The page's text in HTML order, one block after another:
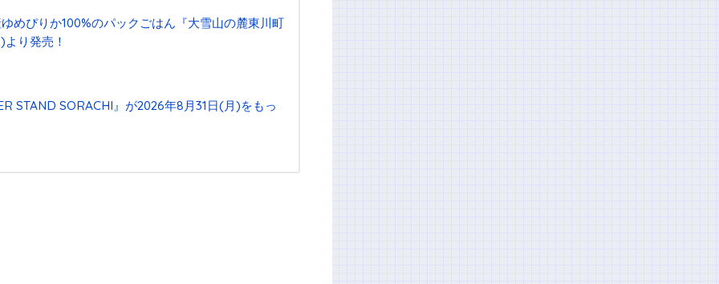
めぴりか100%のパックごはん『⼤雪⼭の麓東川町
り発売！
STAND SORACHI』が2026年8月31日(月)をもっ